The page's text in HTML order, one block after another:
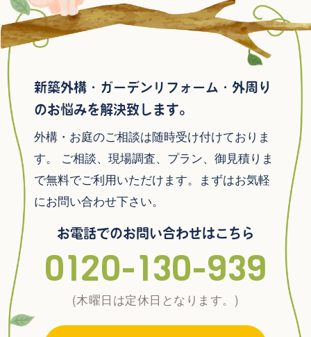
新築外構・ガーデンリフォーム・外周り
のお悩みを解決致します。
外構・お庭のご相談は随時受け付けておりま
す。
ご相談、現場調査、プラン、御見積りま
で無料でご利用いただけます。まずはお気軽
にお問い合わせ下さい。
お電話でのお問い合わせはこちら
0120-130-939
(木曜日は定休日となります。)